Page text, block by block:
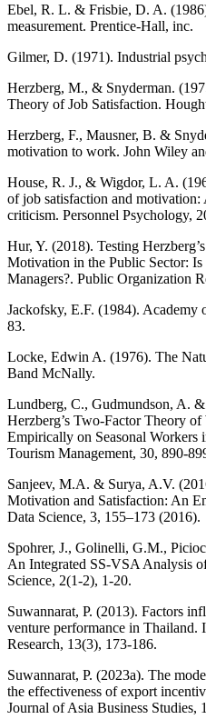
Ebel, R. L. & Frisbie, D. A.
measurement. Prentice-Hall, inc.
Gilmer, D. (1971). Industrial
Herzberg, M., & Snyderman.
Theory of Job Satisfaction.
Herzberg, F., Mausner, B. &
motivation to work. John Wiley
House, R. J., & Wigdor, L. A.
of job satisfaction and motivation:
criticism. Personnel Psychology,
Hur, Y. (2018). Testing
Motivation in the Public Sector:
Managers?. Public Organization
Jackofsky, E.F. (1984). Academy
83.
Locke, Edwin A. (1976). The
Band McNally.
Lundberg, C., Gudmundson, A.
Herzberg’s Two-Factor Theory
Empirically on Seasonal Workers
Tourism Management, 30, 890-
Sanjeev, M.A. & Surya, A.V.
Motivation and Satisfaction: An
Data Science, 3, 155–173 (2016).
Spohrer, J., Golinelli, G.M.,
An Integrated SS-VSA Analysis
Science, 2(1-2), 1-20.
Suwannarat, P. (2013). Factors
venture performance in Thailand.
Research, 13(3), 173-186.
Suwannarat, P. (2023a). The
the effectiveness of export
Journal of Asia Business Studies,